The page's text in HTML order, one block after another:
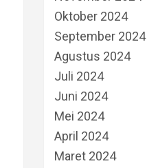
Oktober 2024
September 2024
Agustus 2024
Juli 2024
Juni 2024
Mei 2024
April 2024
Maret 2024